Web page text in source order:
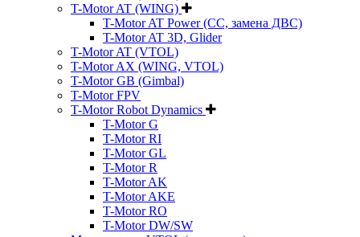
T-Motor AT (WING)
T-Motor AT Power (CC, замена ДВС)
T-Motor AT 3D, Glider
T-Motor AT (VTOL)
T-Motor AX (WING, VTOL)
T-Motor GB (Gimbal)
T-Motor FPV
T-Motor Robot Dynamics
T-Motor G
T-Motor RI
T-Motor GL
T-Motor R
T-Motor AK
T-Motor AKE
T-Motor RO
T-Motor DW/SW